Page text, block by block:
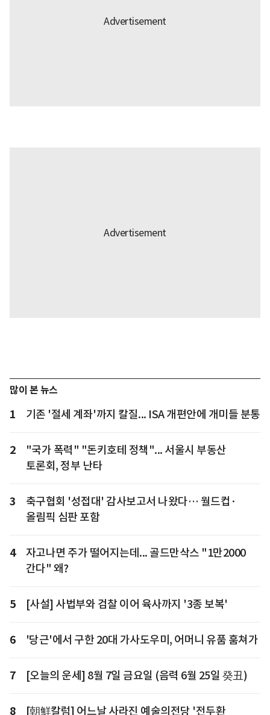
많이 본 뉴스
1 기존 '절세 계좌'까지 칼질... ISA 개편안에 개미들 분통
2
"국가 폭력" "돈키호테 정책"... 서울시 부동산
토론회, 정부 난타
3
축구협회 '성접대' 감사보고서 나왔다… 월드컵·
올림픽 심판 포함
4
자고나면 주가 떨어지는데... 골드만삭스 "1만2000
간다" 왜?
5 [사설] 사법부와 검찰 이어 육사까지 '3종 보복'
6 '당근'에서 구한 20대 가사도우미, 어머니 유품 훔쳐가
7 [오늘의 운세] 8월 7일 금요일 (음력 6월 25일 癸丑)
8
[朝鮮칼럼] 어느날 사라진 예술의전당 '전두환